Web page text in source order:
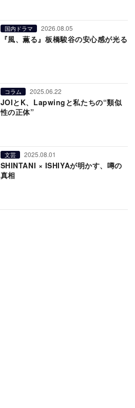
国内ドラマ 2026.08.05
『風、薫る』板橋駿谷の安心感が光る
コラム 2025.06.22
JOIとK、Lapwingと私たちの“類似
性の正体”
文芸 2025.08.01
SHINTANI × ISHIYAが明かす、噂の
真相